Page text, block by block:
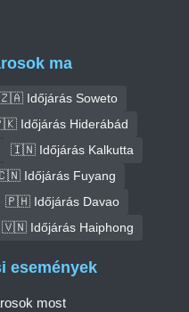
ma
Időjárás Soweto
Időjárás Hiderábád
🇮🇳 Időjárás Kalkutta
Időjárás Fuyang
🇵🇭 Időjárás Davao
🇻🇳 Időjárás Haiphong
események
most